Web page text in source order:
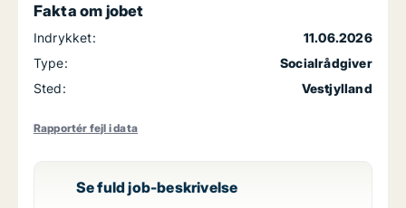
Fakta om jobet
Indrykket:
11.06.2026
Type:
Socialrådgiver
Sted:
Vestjylland
Rapportér fejl i data
Se fuld job-beskrivelse